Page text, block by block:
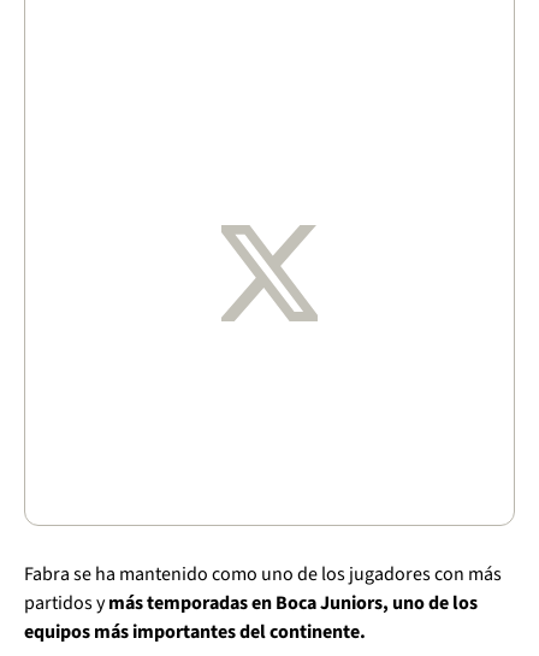
Fabra se ha mantenido como uno de los jugadores con más
partidos ymás temporadas en Boca Juniors, uno de los
equipos más importantes del continente.